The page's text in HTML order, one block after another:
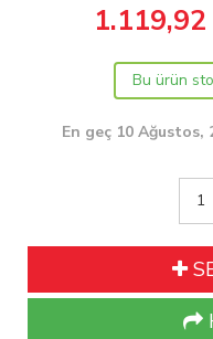
1.119,92
Bu ürün
En geç 10 Ağustos,